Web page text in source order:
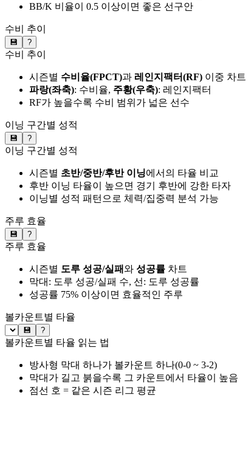
BB/K 비율이 0.5 이상이면 좋은 선구안
수비 추이
💾 ?
수비 추이
시즌별 수비율(FPCT)과 레인지팩터(RF) 이중 차트
파랑(좌축): 수비율, 주황(우축): 레인지팩터
RF가 높을수록 수비 범위가 넓은 선수
이닝 구간별 성적
💾 ?
이닝 구간별 성적
시즌별 초반/중반/후반 이닝에서의 타율 비교
후반 이닝 타율이 높으면 경기 후반에 강한 타자
이닝별 성적 패턴으로 체력/집중력 분석 가능
주루 효율
💾 ?
주루 효율
시즌별 도루 성공/실패와 성공률 차트
막대: 도루 성공/실패 수, 선: 도루 성공률
성공률 75% 이상이면 효율적인 주루
볼카운트별 타율
💾 ?
볼카운트별 타율 읽는 법
방사형 막대 하나가 볼카운트 하나(0-0 ~ 3-2)
막대가 길고 붉을수록 그 카운트에서 타율이 높음
점선 호 = 같은 시즌 리그 평균